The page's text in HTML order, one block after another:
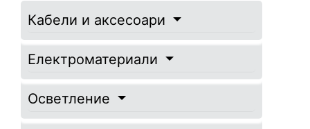
Кабели и аксесоари
Електроматериали
Осветление